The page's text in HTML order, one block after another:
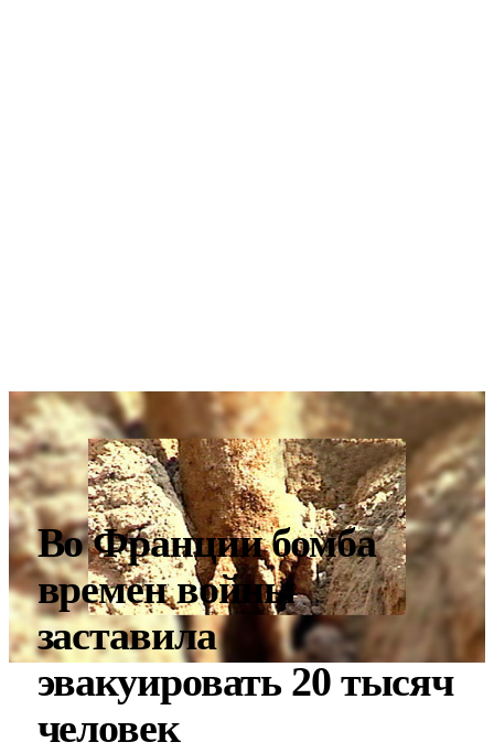
Во Франции бомба
времен войны
заставила
эвакуировать 20 тысяч
человек